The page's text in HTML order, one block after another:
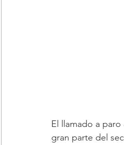
El llamado a
gran parte del